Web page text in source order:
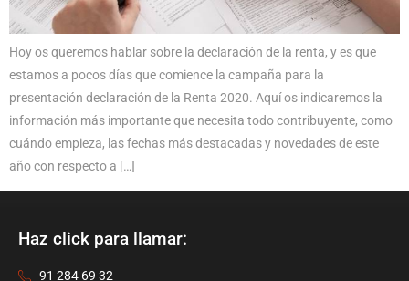
Hoy os queremos hablar sobre la declaración de la renta, y es que
estamos a pocos días que comience la campaña para la
presentación declaración de la Renta 2020. Aquí os indicaremos la
información más importante que necesita todo contribuyente, como
cuándo empieza, las fechas más destacadas y novedades de este
año con respecto a […]
Haz click para llamar:
91 284 69 32